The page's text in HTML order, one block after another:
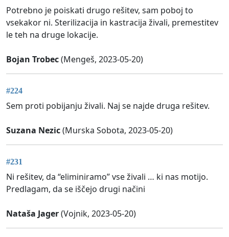
Potrebno je poiskati drugo rešitev, sam poboj to
vsekakor ni. Sterilizacija in kastracija živali, premestitev
le teh na druge lokacije.
Bojan Trobec(Mengeš, 2023-05-20)
#224
Sem proti pobijanju živali. Naj se najde druga rešitev.
Suzana Nezic(Murska Sobota, 2023-05-20)
#231
Ni rešitev, da “eliminiramo” vse živali … ki nas motijo.
Predlagam, da se iščejo drugi načini
Nataša Jager(Vojnik, 2023-05-20)